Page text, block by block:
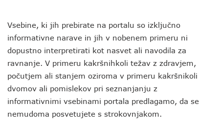
Vsebine, ki jih prebirate na portalu so izključno
informativne narave in jih v nobenem primeru ni
dopustno interpretirati kot nasvet ali navodila za
ravnanje. V primeru kakršnihkoli težav z zdravjem,
počutjem ali stanjem oziroma v primeru kakršnikoli
dvomov ali pomislekov pri seznanjanju z
informativnimi vsebinami portala predlagamo, da se
nemudoma posvetujete s strokovnjakom.